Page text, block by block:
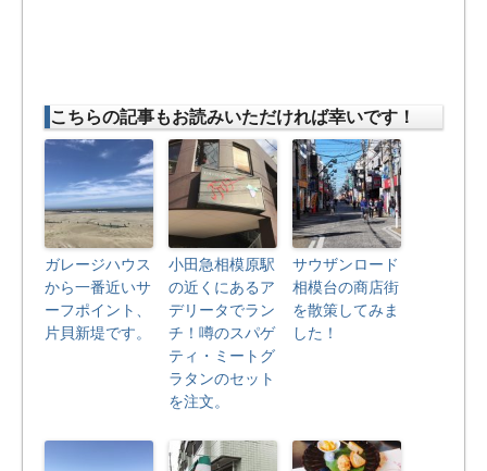
こちらの記事もお読みいただければ幸いです！
ガレージハウス
から一番近いサ
ーフポイント、
片貝新堤です。
小田急相模原駅
の近くにあるア
デリータでラン
チ！噂のスパゲ
ティ・ミートグ
ラタンのセット
を注文。
サウザンロード
相模台の商店街
を散策してみま
した！